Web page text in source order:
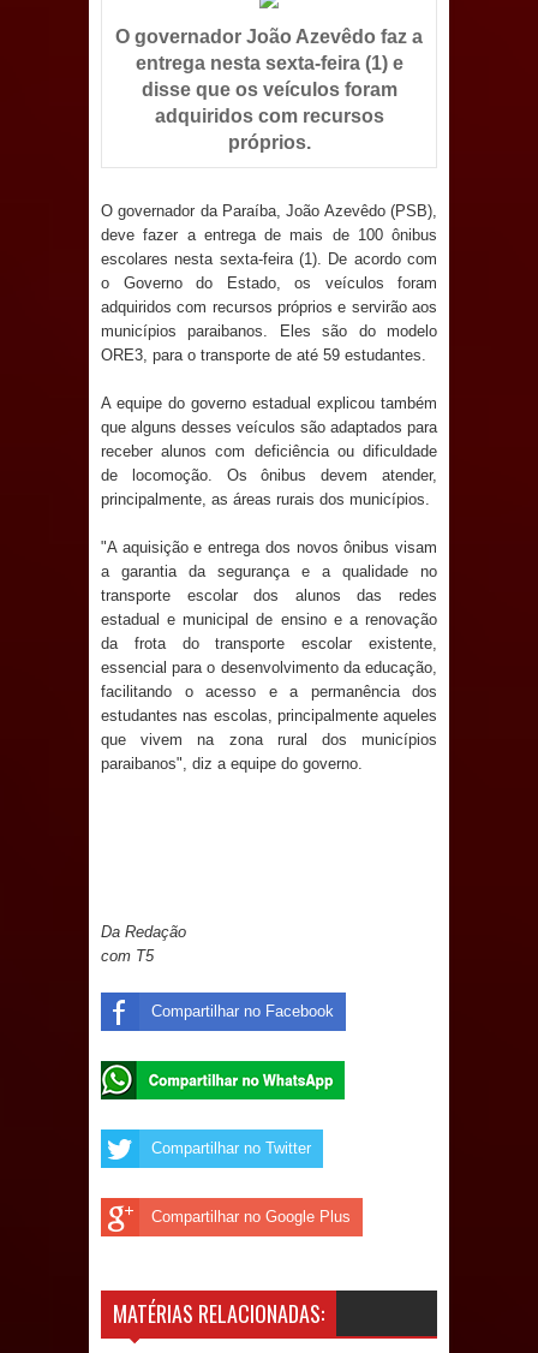
dentro do mês trabalhado e injeta R$
12 milhões na economia
Prefeitura de Sapé desenvolve ações
revitalizar Memorial Augusto dos
Anjos
O verdadeiro oxigênio do Estado
aborda de maneira inédita no mundo
jurídico brasileiro, temas polêmicos;
Confira!
Prefeitura de Sapé promove
campanha Julho Neon com ações de
conscientização sobre saúde bucal
Caldas Brandão: gestão municipal
Saúde Bucal: Mais de 470 próteses
dentárias já foram entregues pela
Caldas Brandão: Tradicional Festa de
Santana 2026 será neste sábado (25)
lamenta a morte da ex-vereadora
O governador João Azevêdo faz a
entrega nesta sexta-feira (1) e
disse que os veículos foram
adquiridos com recursos
próprios.
O governador da Paraíba, João Azevêdo (PSB),
deve fazer a entrega de mais de 100 ônibus
escolares nesta sexta-feira (1). De acordo com
o Governo do Estado, os veículos foram
adquiridos com recursos próprios e servirão aos
municípios paraibanos. Eles são do modelo
ORE3, para o transporte de até 59 estudantes.
A equipe do governo estadual explicou também
que alguns desses veículos são adaptados para
receber alunos com deficiência ou dificuldade
de locomoção. Os ônibus devem atender,
principalmente, as áreas rurais dos municípios.
"A aquisição e entrega dos novos ônibus visam
a garantia da segurança e a qualidade no
transporte escolar dos alunos das redes
estadual e municipal de ensino e a renovação
da frota do transporte escolar existente,
essencial para o desenvolvimento da educação,
facilitando o acesso e a permanência dos
estudantes nas escolas, principalmente aqueles
que vivem na zona rural dos municípios
paraibanos", diz a equipe do governo.
Da Redação
com T5
Compartilhar no Facebook
Compartilhar no Twitter
Compartilhar no Google Plus
MATÉRIAS RELACIONADAS: